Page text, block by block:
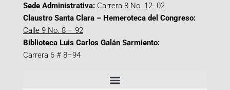
Sede Administrativa: Carrera 8 No. 12- 02
Claustro Santa Clara – Hemeroteca del Congreso:
Calle 9 No. 8 – 92
Biblioteca Luis Carlos Galán Sarmiento:
Carrera 6 # 8–94